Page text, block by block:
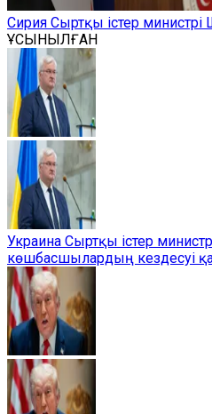
Сирия Сыртқы істер министрі
ҰСЫНЫЛҒАН
Украина Сыртқы істер
көшбасшылардың кездесуі